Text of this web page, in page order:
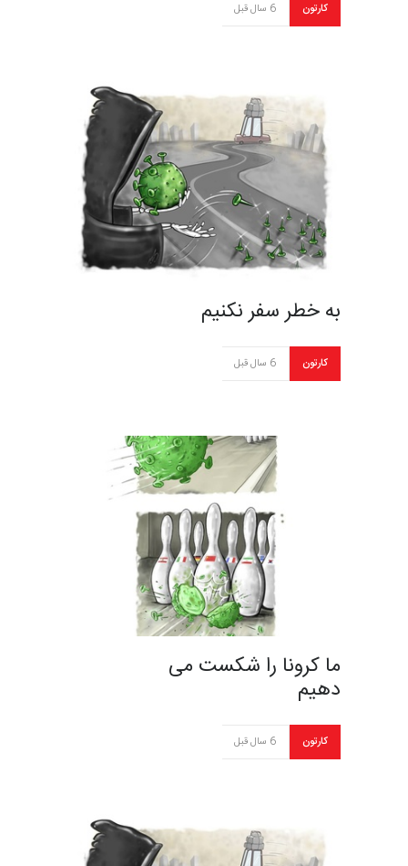
کارتون 6 سال قبل
به خطر سفر نكنيم
کارتون 6 سال قبل
ما کرونا را شکست می
دهیم
کارتون 6 سال قبل